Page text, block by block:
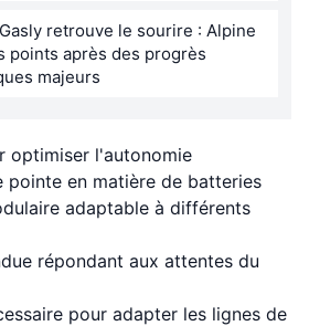
retrouve le sourire : Alpine
points après des progrès
majeurs
optimiser l'autonomie
pointe en matière de batteries
adaptable à différents
répondant aux attentes du
pour adapter les lignes de